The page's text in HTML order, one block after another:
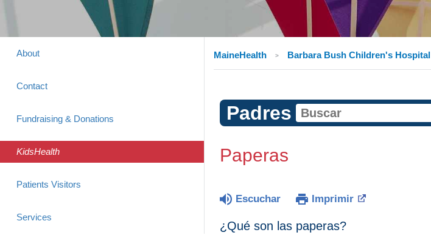
About
Contact
Fundraising & Donations
KidsHealth
Patients Visitors
Services
MaineHealth Barbara Bush Children's Hospital
Padres
Paperas
Escuchar Imprimir
¿Qué son las paperas?